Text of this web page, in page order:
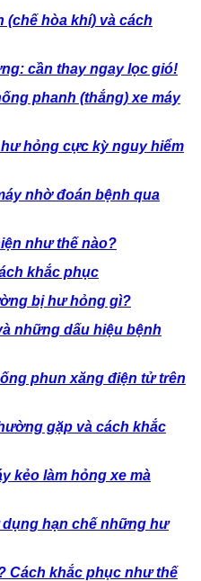
(chế hòa khí) và cách
cần thay ngay lọc gió!
phanh (thắng) xe máy
hỏng cực kỳ nguy hiểm
nhờ đoán bệnh qua
như thế nào?
khắc phục
bị hư hỏng gì?
những dấu hiệu bệnh
phun xăng điện tử trên
gặp và cách khắc
kẻo làm hỏng xe mà
hạn chế những hư
Cách khắc phục như thế